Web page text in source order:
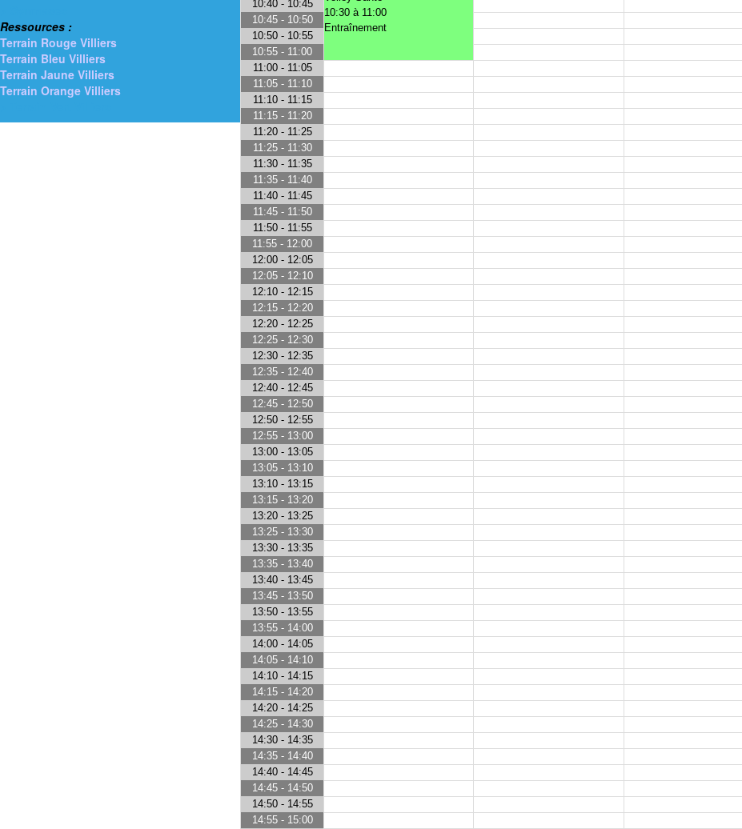
Ressources :
Terrain Rouge Villiers
Terrain Bleu Villiers
Terrain Jaune Villiers
Terrain Orange Villiers
10:30 à 11:00
Entraînement
10:40 - 10:45
10:45 - 10:50
10:50 - 10:55
10:55 - 11:00
11:00 - 11:05
11:05 - 11:10
11:10 - 11:15
11:15 - 11:20
11:20 - 11:25
11:25 - 11:30
11:30 - 11:35
11:35 - 11:40
11:40 - 11:45
11:45 - 11:50
11:50 - 11:55
11:55 - 12:00
12:00 - 12:05
12:05 - 12:10
12:10 - 12:15
12:15 - 12:20
12:20 - 12:25
12:25 - 12:30
12:30 - 12:35
12:35 - 12:40
12:40 - 12:45
12:45 - 12:50
12:50 - 12:55
12:55 - 13:00
13:00 - 13:05
13:05 - 13:10
13:10 - 13:15
13:15 - 13:20
13:20 - 13:25
13:25 - 13:30
13:30 - 13:35
13:35 - 13:40
13:40 - 13:45
13:45 - 13:50
13:50 - 13:55
13:55 - 14:00
14:00 - 14:05
14:05 - 14:10
14:10 - 14:15
14:15 - 14:20
14:20 - 14:25
14:25 - 14:30
14:30 - 14:35
14:35 - 14:40
14:40 - 14:45
14:45 - 14:50
14:50 - 14:55
14:55 - 15:00